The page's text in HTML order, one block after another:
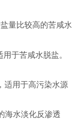
量比较高的苦咸水
于苦咸水脱盐。
适用于高污染水源
海水淡化反渗透